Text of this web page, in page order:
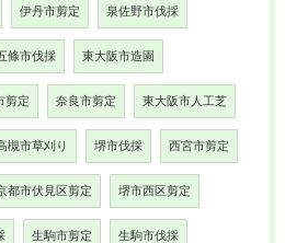
伊丹市剪定 泉佐野市伐採
條市伐採 東大阪市造園
剪定 奈良市剪定 東大阪市人工芝
槻市草刈り 堺市伐採 西宮市剪定
都市伏見区剪定 堺市西区剪定
生駒市剪定 生駒市伐採